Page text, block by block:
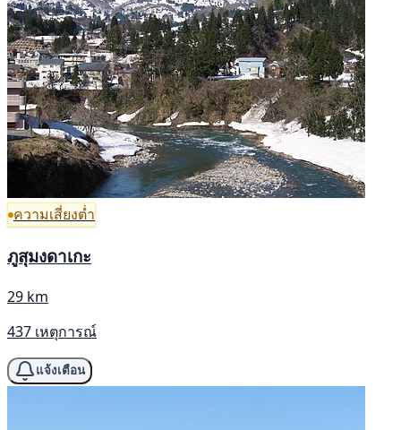
ความเสี่ยงต่ำ
ภูสุมงดาเกะ
29 km
437 เหตุการณ์
แจ้งเตือน